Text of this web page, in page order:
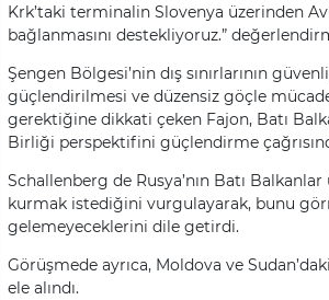
Krk’taki terminalin Slovenya üzerinden
bağlanmasını destekliyoruz.”
Şengen Bölgesi’nin dış sınırlarının
güçlendirilmesi ve düzensiz göçle
gerektiğine dikkati çeken Fajon, Batı
Birliği perspektifini güçlendirme
Schallenberg de Rusya’nın Batı Balkanlar
kurmak istediğini vurgulayarak, bunu
gelemeyeceklerini dile getirdi.
Görüşmede ayrıca, Moldova ve
ele alındı.